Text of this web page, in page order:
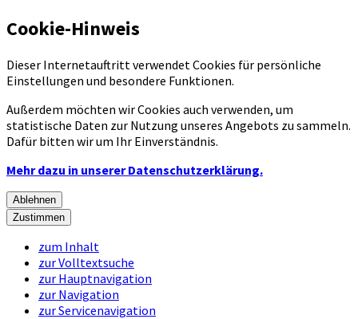
Cookie-Hinweis
Dieser Internetauftritt verwendet Cookies für persönliche
Einstellungen und besondere Funktionen.
Außerdem möchten wir Cookies auch verwenden, um
statistische Daten zur Nutzung unseres Angebots zu sammeln.
Dafür bitten wir um Ihr Einverständnis.
Mehr dazu in unserer Datenschutzerklärung.
Ablehnen
Zustimmen
zum Inhalt
zur Volltextsuche
zur Hauptnavigation
zur Navigation
zur Servicenavigation